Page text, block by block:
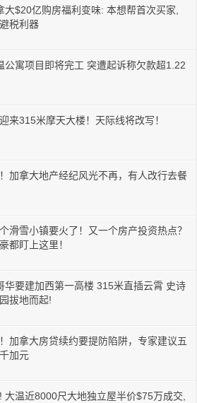
大$20亿购房福利变味: 本想帮首次买家,
税利器
公寓项目即将完工 突遭起诉称欠款超1.22
来315米摩天大楼！天际线将改写！
加拿大地产经纪风光不再，有人改行去餐
滑雪小镇要火了！又一个房产投资热点？
都盯上这里！
华要建加西第一高楼 315米直插云霄 史诗
拔地而起!
加拿大房贷续约要提防陷阱，专家建议五
加元
大温近8000尺大地独立屋半价$75万成交,